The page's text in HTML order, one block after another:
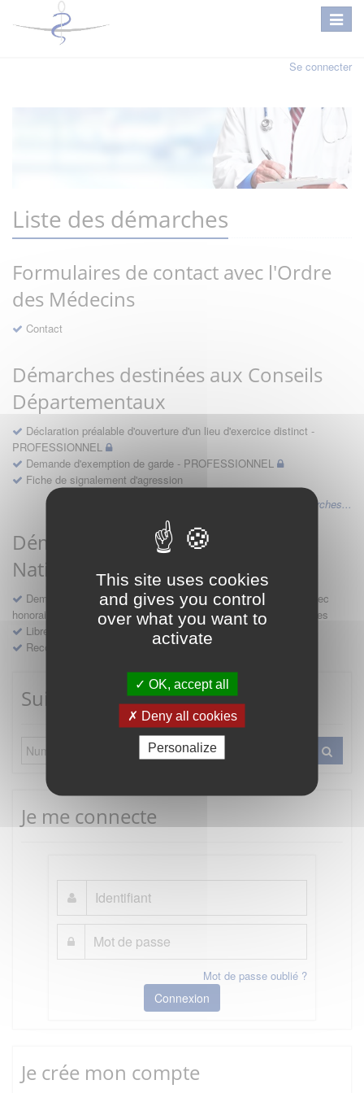
This site uses cookies
and gives you control
over what you want to
activate
OK, accept all
Deny all cookies
Personalize
Se connecter
Liste des démarches
Formulaires de contact avec l'Ordre
des Médecins
Contact
Démarches destinées aux Conseils
Départementaux
Déclaration préalable d'ouverture d'un lieu d'exercice distinct -
PROFESSIONNEL
Demande d'exemption de garde - PROFESSIONNEL
Fiche de signalement d'agression
Voir les autres démarches...
Démarches destinées au Conseil
National
Demande d'avis en hospitalité, en études, des conventions avec
honoraires et des demandes diverses formulées par les entreprises
Libre prestation de services
Recours
Suivre mes démarches
Je me connecte
Mot de passe oublié ?
Connexion
Je crée mon compte